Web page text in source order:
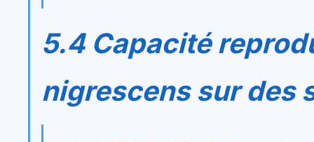
5.4 Capacité
nigrescenssur des